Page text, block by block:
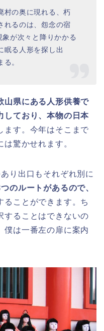
村の奥に現れる、朽
れるのは、怨念の宿
が次々と降りかかる
眠る人形を探し出
。
山県にある人形供養で
しており、本物の日本
ます。今年はそこまで
驚かせれます。
り出口もそれぞれ別に
のルートがあるので、
ることができます。ち
することはできないの
僕は一番左の扉に案内